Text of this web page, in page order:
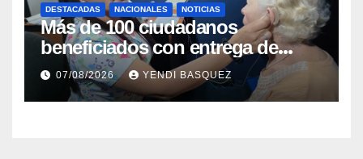
DESTACADAS NACIONALES NOTICIAS
Más de 100 ciudadanos
beneficiados con entrega de
prótesis auditivas en el Centro de
Rehabilitación J.J. Arvelo
07/08/2026 YENDI BASQUEZ